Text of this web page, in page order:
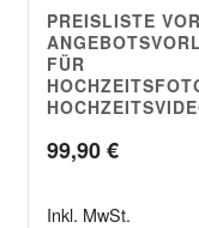
5.00
PREISLISTE
FÜR
99,90€
Inkl. MwSt.